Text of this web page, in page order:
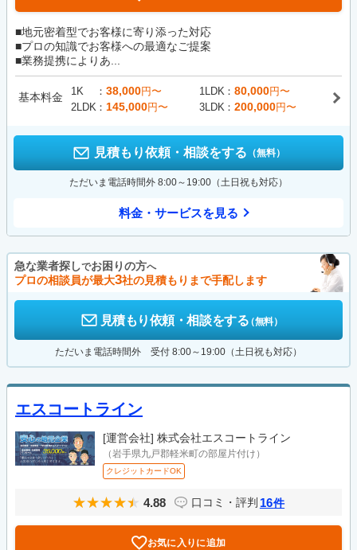
■地元密着型でお客様に寄り添った対応
■プロの知識でお客様への最適なご提案
■業務提携によりあ...
基本料金 1K 38,000円〜 1LDK 80,000円〜
2LDK
145,000円〜 3LDK 200,000円〜
見積もり依頼・相談をする （無料）
ただいま電話時間外 8:00～19:00（土日祝も対応）
料金・サービスを見る
急な業者探しでお困りの方へ
プロの相談員が最大3社の見積もりまで手配します
見積もり依頼・相談をする（無料）
ただいま電話時間外 受付 8:00～19:00（土日祝も対応）
エスコートライン
[運営会社] 株式会社エスコートライン
（岩手県九戸郡軽米町の部屋片付け）
クレジットカードOK
4.88 口コミ・評判 16件
お気に入りに追加